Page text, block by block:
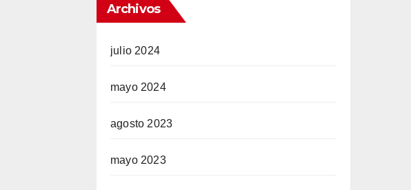
Archivos
julio 2024
mayo 2024
agosto 2023
mayo 2023